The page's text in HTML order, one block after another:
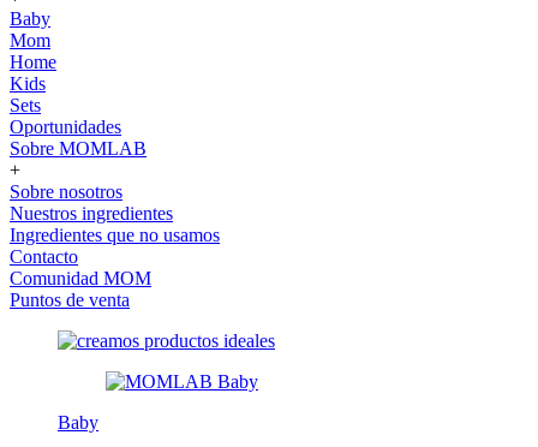
Baby
Mom
Home
Kids
Sets
Oportunidades
Sobre MOMLAB
+
Sobre nosotros
Nuestros ingredientes
Ingredientes que no usamos
Contacto
Comunidad MOM
Puntos de venta
Baby